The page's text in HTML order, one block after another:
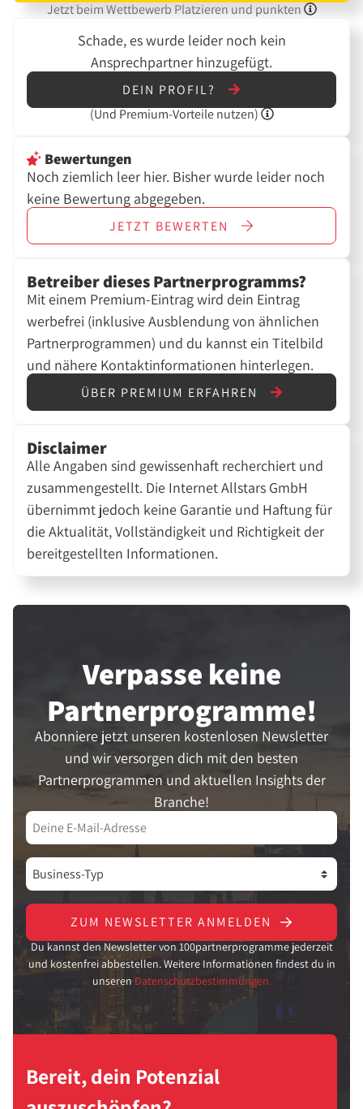
Jetzt beim Wettbewerb Platzieren und punkten
Schade, es wurde leider noch kein
Ansprechpartner hinzugefügt.
DEIN PROFIL?
(Und Premium-Vorteile nutzen)
Bewertungen
Noch ziemlich leer hier. Bisher wurde leider noch
keine Bewertung abgegeben.
JETZT BEWERTEN
Betreiber dieses Partnerprogramms?
Mit einem Premium-Eintrag wird dein Eintrag
werbefrei (inklusive Ausblendung von ähnlichen
Partnerprogrammen) und du kannst ein Titelbild
und nähere Kontaktinformationen hinterlegen.
ÜBER PREMIUM ERFAHREN
Disclaimer
Alle Angaben sind gewissenhaft recherchiert und
zusammengestellt. Die Internet Allstars GmbH
übernimmt jedoch keine Garantie und Haftung für
die Aktualität, Vollständigkeit und Richtigkeit der
bereitgestellten Informationen.
Verpasse keine
Partner­programme!
Abonniere jetzt unseren kostenlosen Newsletter
und wir versorgen dich mit den besten
Partnerprogrammen und aktuellen Insights der
Branche!
ZUM NEWSLETTER ANMELDEN
Du kannst den Newsletter von 100partnerprogramme jederzeit
und kostenfrei abbestellen. Weitere Informationen findest du in
unseren Datenschutzbestimmungen.
Bereit, dein Potenzial